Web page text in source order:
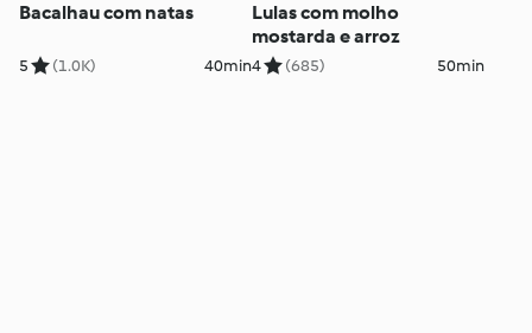
Bacalhau com natas
5 (1.0K) 40min
Lulas com molho
mostarda e arroz
4 (685) 50min